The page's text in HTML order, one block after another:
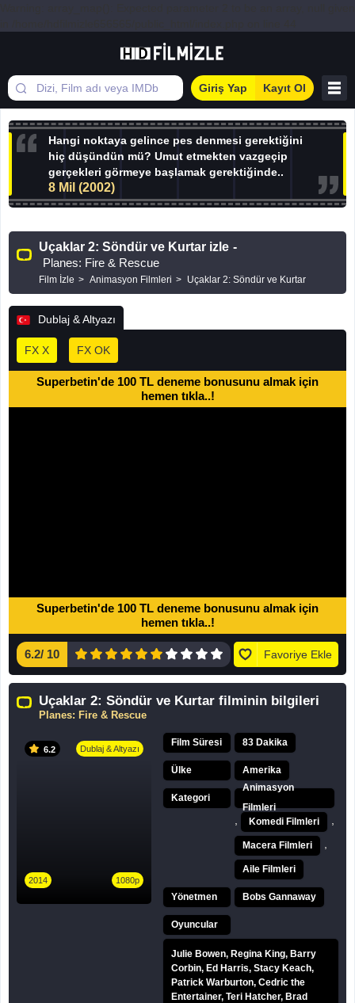
Giriş Yap Kayıt Ol
Hangi noktaya gelince pes denmesi gerektiğini
hiç düşündün mü? Umut etmekten vazgeçip
gerçekleri görmeye başlamak gerektiğinde..
8 Mil (2002)
Uçaklar 2: Söndür ve Kurtar izle -
Planes: Fire & Rescue
Film İzle Animasyon Filmleri Uçaklar 2: Söndür ve Kurtar
Dublaj & Altyazı
FX X FX OK
Superbetin'de 100 TL deneme bonusunu almak için
hemen tıkla..!
Superbetin'de 100 TL deneme bonusunu almak için
hemen tıkla..!
6.2/ 10 Favoriye Ekle
Uçaklar 2: Söndür ve Kurtar filminin bilgileri
Planes: Fire & Rescue
6.2 Dublaj & Altyazı
2014 1080p
Film Süresi 83 Dakika
Ülke Amerika
Kategori
Animasyon
Filmleri
Komedi Filmleri
Macera Filmleri
Aile Filmleri
Yönetmen Bobs Gannaway
Oyuncular
Julie Bowen, Regina King, Barry
Corbin, Ed Harris, Stacy Keach,
Patrick Warburton, Cedric the
Entertainer, Teri Hatcher, Brad